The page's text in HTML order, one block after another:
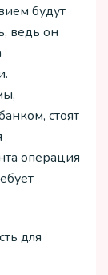
будут
ведь он
стоят
операция
для